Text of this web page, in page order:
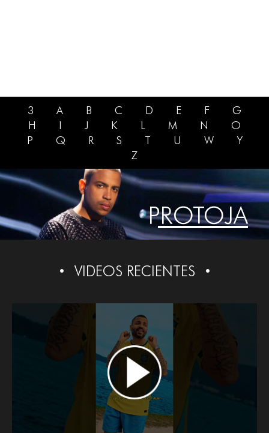
3 A B C D E F
G
H
I J K L M N
O
P
Q R S T U W
Y
Z
PROTOJA
VIDEOS RECIENTES